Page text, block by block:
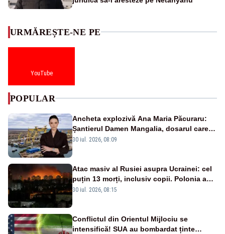
URMĂREȘTE-NE PE
YouTube
POPULAR
Ancheta explozivă Ana Maria Păcuraru:
Șantierul Damen Mangalia, dosarul care
scufundă apărarea României
30 iul. 2026, 08:09
Atac masiv al Rusiei asupra Ucrainei: cel
puțin 13 morți, inclusiv copii. Polonia a
ridicat avioanele de vânătoare
30 iul. 2026, 08:15
Conflictul din Orientul Mijlociu se
intensifică! SUA au bombardat ținte